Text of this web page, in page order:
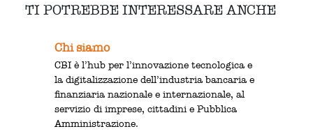
TI POTREBBE INTERESSARE ANCHE
Chi siamo
CBI è l’hub per l’innovazione tecnologica e
la digitalizzazione dell’industria bancaria e
finanziaria nazionale e internazionale, al
servizio di imprese, cittadini e Pubblica
Amministrazione.